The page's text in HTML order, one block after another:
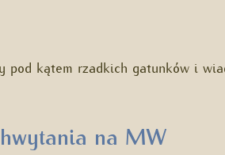
pod kątem rzadkich gatunków i
na MW